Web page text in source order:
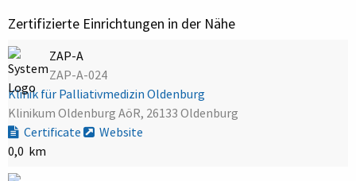
Zertifizierte Einrichtungen in der Nähe
ZAP-A
ZAP-A-024
Klinik für Palliativmedizin Oldenburg
Klinikum Oldenburg AöR, 26133 Oldenburg
Certificate
Website
0,0 km